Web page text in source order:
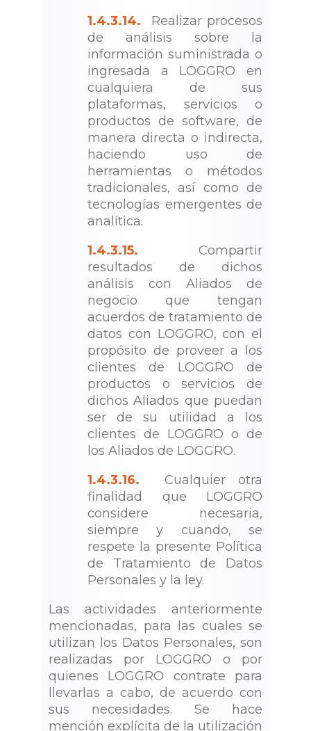
1.4.3.14. Realizar procesos
de análisis sobre la
información suministrada o
ingresada a LOGGRO en
cualquiera de sus
plataformas, servicios o
productos de software, de
manera directa o indirecta,
haciendo uso de
herramientas o métodos
tradicionales, así como de
tecnologías emergentes de
analítica.
1.4.3.15. Compartir
resultados de dichos
análisis con Aliados de
negocio que tengan
acuerdos de tratamiento de
datos con LOGGRO, con el
propósito de proveer a los
clientes de LOGGRO de
productos o servicios de
dichos Aliados que puedan
ser de su utilidad a los
clientes de LOGGRO o de
los Aliados de LOGGRO.
1.4.3.16. Cualquier otra
finalidad que LOGGRO
considere necesaria,
siempre y cuando, se
respete la presente Política
de Tratamiento de Datos
Personales y la ley.
Las actividades anteriormente
mencionadas, para las cuales se
utilizan los Datos Personales, son
realizadas por LOGGRO o por
quienes LOGGRO contrate para
llevarlas a cabo, de acuerdo con
sus necesidades. Se hace
mención explícita de la utilización